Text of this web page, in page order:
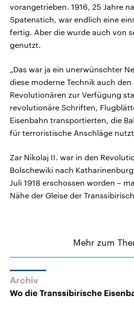
vorangetrieben. 1916, 25 Jahre
Spatenstich, war endlich eine
fertig. Aber die wurde auch von
genutzt.
„Das war ja ein unerwünschter
diese moderne Technik auch den
Revolutionären zur Verfügung
revolutionäre Schriften,
Eisenbahn transportierten, die
für terroristische Anschläge
Zar Nikolaj II. war in den
Bolschewiki nach
Juli 1918 erschossen worden –
Nähe der Gleise der
Mehr zum
Archiv
Wo die Transsibirische